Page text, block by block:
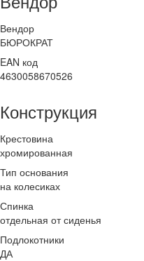
Вендор
БЮРОКРАТ
EAN код
4630058670526
Конструкция
Крестовина
хромированная
Тип основания
на колесиках
Спинка
отдельная от сиденья
Подлокотники
ДА